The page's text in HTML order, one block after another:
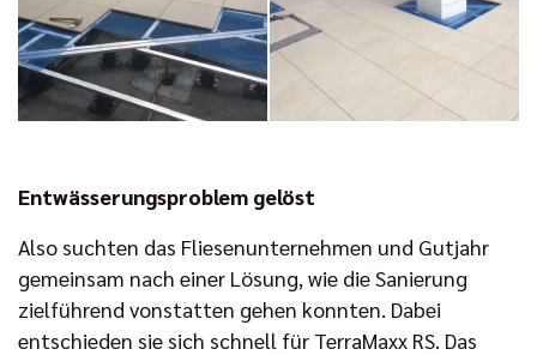
Entwässerungsproblem gelöst
Also suchten das Fliesenunternehmen und Gutjahr
gemeinsam nach einer Lösung, wie die Sanierung
zielführend vonstatten gehen konnten. Dabei
entschieden sie sich schnell für TerraMaxx RS. Das